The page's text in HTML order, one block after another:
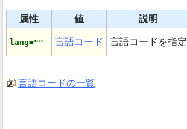
属性 値 説明
lang="" 言語コード 言語コードを指定
言語コードの一覧